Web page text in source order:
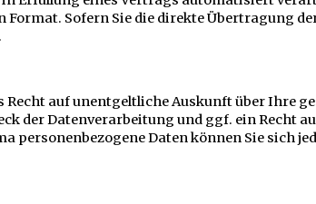
Sofern Sie die direkte Übertragung
Recht auf unentgeltliche Auskunft über Ihre
der Datenverarbeitung und ggf. ein Recht
personenbezogene Daten können Sie sich